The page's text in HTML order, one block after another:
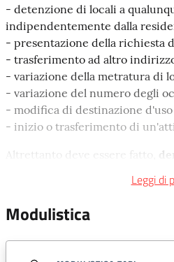
- detenzione di locali a
indipendentemente dalla
- presentazione della richiesta
- trasferimento ad altro
- variazione della metratura di
- variazione del numero degli
- modifica di destinazione d'uso
- inizio o trasferimento di
Altrettanto deve essere fatto,
- emigrazione in altro comune
comune
- vendita immobile
Leggi di
Modulistica